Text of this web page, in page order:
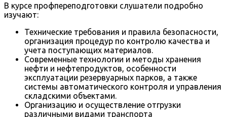
В курсе профпереподготовки слушатели подробно
изучают:
Технические требования и правила безопасности,
организация процедур по контролю качества и
учета поступающих материалов.
Современные технологии и методы хранения
нефти и нефтепродуктов, особенности
эксплуатации резервуарных парков, а также
системы автоматического контроля и управления
складскими объектами.
Организацию и осуществление отгрузки
различными видами транспорта